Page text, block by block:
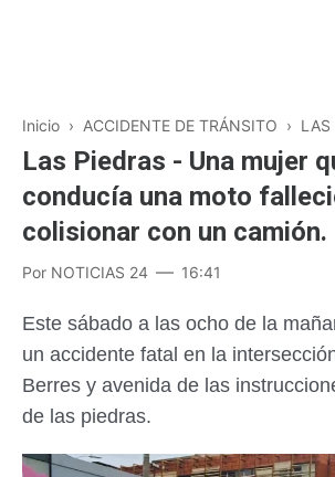
Inicio › ACCIDENTE DE TRÁNSITO › LAS
Las Piedras - Una mujer
conducía una moto
colisionar con un camión.
Por NOTICIAS 24 16:41
Este sábado a las ocho de la
un accidente fatal en la
Berres y avenida de las
de las piedras.